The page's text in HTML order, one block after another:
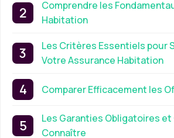
Comprendre les
Habitation
Les Critères Essentiels pour
Votre Assurance Habitation
Comparer Efficacement les
Les Garanties Obligatoires
Connaître